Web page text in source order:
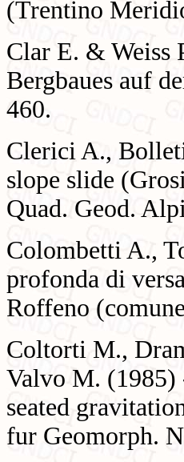
(Trentino
Clar E. & Weiss
Bergbaues auf
460.
Clerici A.,
slope slide
Quad. Geod.
Colombetti A.,
profonda di
Roffeno
Coltorti M.,
Valvo M. (1985)
seated
fur Geomorph.